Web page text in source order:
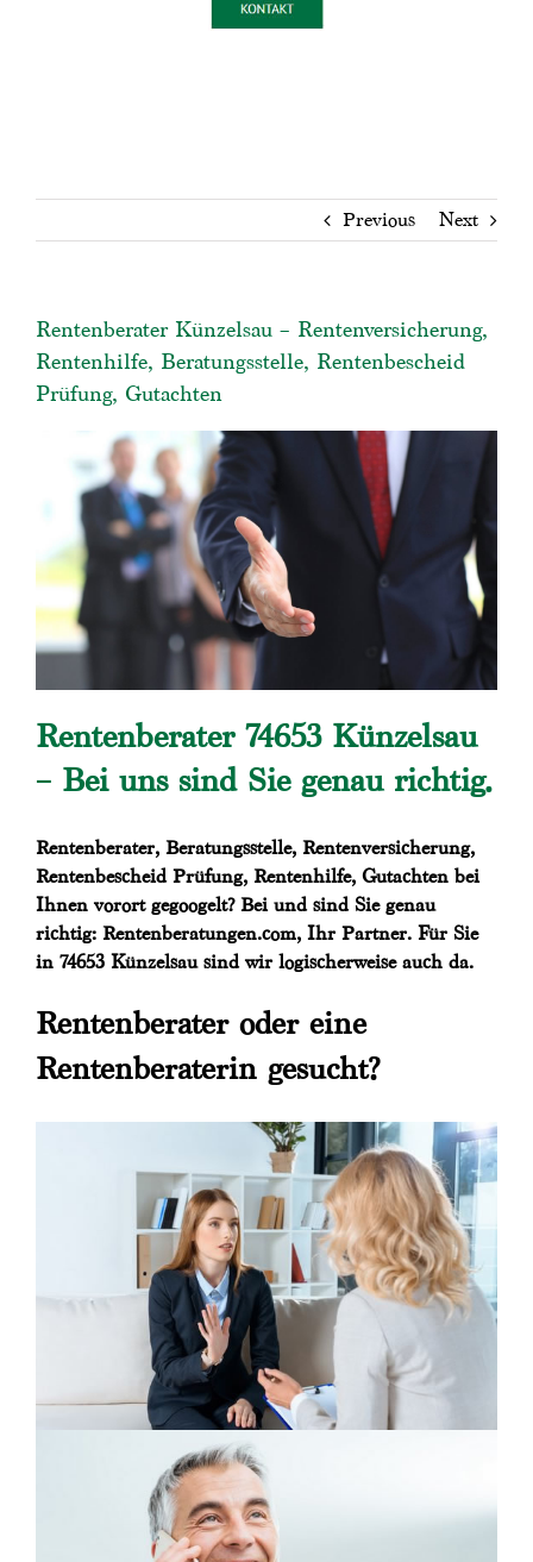
Previous Next
Rentenberater Künzelsau – Rentenversicherung,
Rentenhilfe, Beratungsstelle, Rentenbescheid
Prüfung, Gutachten
Rentenberater 74653 Künzelsau
– Bei uns sind Sie genau richtig.
Rentenberater, Beratungsstelle, Rentenversicherung,
Rentenbescheid Prüfung, Rentenhilfe, Gutachten bei
Ihnen vorort gegoogelt? Bei und sind Sie genau
richtig: Rentenberatungen.com, Ihr Partner. Für Sie
in 74653 Künzelsau sind wir logischerweise auch da.
Rentenberater oder eine
Rentenberaterin gesucht?